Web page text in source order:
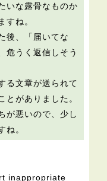
いな露骨なものか
すね。
後、「届いてな
危うく返信しそう
る文章が送られて
とがありました。
が悪いので、少し
ね。
inappropriate